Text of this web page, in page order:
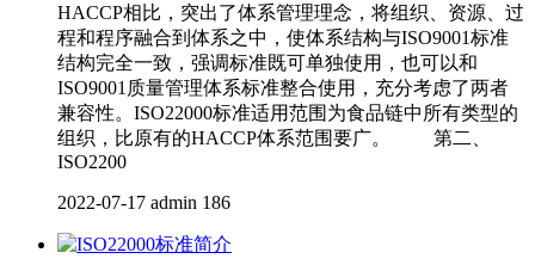
HACCP相比，突出了体系管理理念，将组织、资源、过
程和程序融合到体系之中，使体系结构与ISO9001标准
结构完全一致，强调标准既可单独使用，也可以和
ISO9001质量管理体系标准整合使用，充分考虑了两者
兼容性。ISO22000标准适用范围为食品链中所有类型的
组织，比原有的HACCP体系范围要广。 第二、
ISO2200
2022-07-17 admin 186